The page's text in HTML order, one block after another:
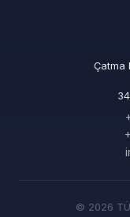
Çatma
© 2026